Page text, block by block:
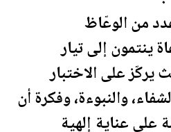
من الوعّاظ
ينتمون إلى تيار
على الاختبار
والنبوءة، وفكرة أن
على عناية إلهية